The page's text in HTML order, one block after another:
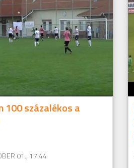
100 százalékos a
01., 17:44